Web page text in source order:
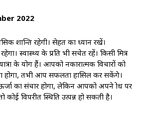
2022
शान्ति‍ रहेगी। सेहत का ध्यान रखें।
स्वास्थ्‍य के प्रति भी सचेत रहें। किसी मित्र
के योग हैं। आपको नकारात्मक विचारों को
तभी आप सफलता हासिल कर सकेंगे।
का संचार होगा, लेकिन आपको अपने क्रोध पर
कोई विपरीत स्थिति उत्पन्न हो सकती है।